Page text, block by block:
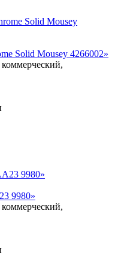
Solid Mousey 4266002»
9980»